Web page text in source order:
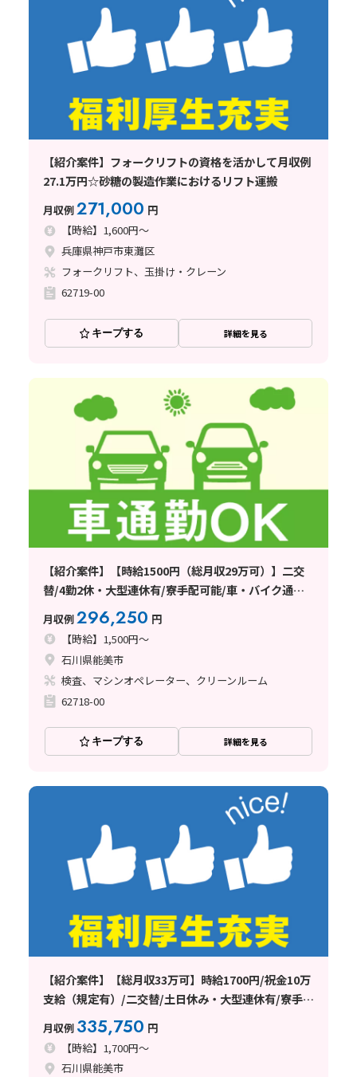
【紹介案件】フォークリフトの資格を活かして月収例
27.1万円☆砂糖の製造作業におけるリフト運搬
月収例271,000 円
【時給】1,600円～
兵庫県神戸市東灘区
フォークリフト、玉掛け・クレーン
62719-00
キープする 詳細を見る
【紹介案件】【時給1500円（総月収29万可）】二交
替/4勤2休・大型連休有/寮手配可能/車・バイク通勤
月収例296,250 円
【時給】1,500円～
石川県能美市
検査、マシンオペレーター、クリーンルーム
62718-00
キープする 詳細を見る
【紹介案件】【総月収33万可】時給1700円/祝金10万
支給（規定有）/二交替/土日休み・大型連休有/寮手配
月収例 335,750 円
【時給】1,700円～
石川県能美市